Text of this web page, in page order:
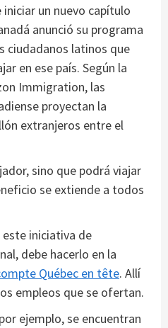
un nuevo capítulo
anunció su programa
ciudadanos latinos que
en ese país. Según la
Immigration, las
proyectan la
extranjeros entre el
sino que podrá viajar
se extiende a todos
este iniciativa de
debe hacerlo en la
Québec en tête. Allí
empleos que se ofertan.
ejemplo, se encuentran